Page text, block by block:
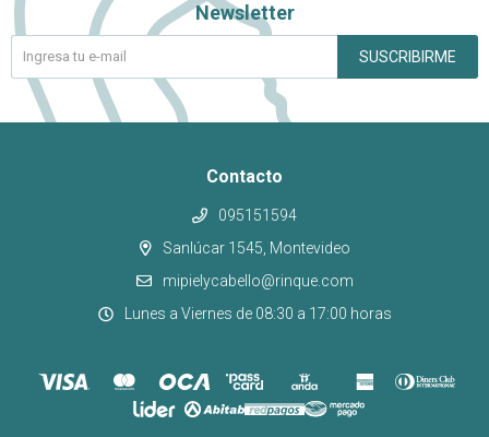
Contacto
095151594
Sanlúcar 1545, Montevideo
mipielycabello@rinque.com
Lunes a Viernes de 08:30 a 17:00 horas
Newsletter
SUSCRIBIRME